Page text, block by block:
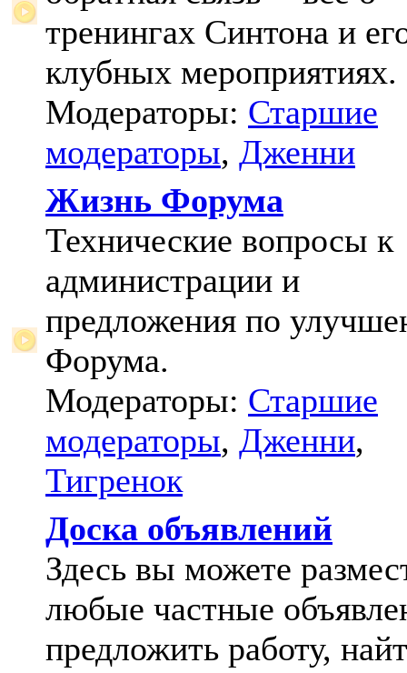
тренингах Синтона и
клубных мероприятиях.
Модераторы: Старшие
модераторы, Дженни
Жизнь Форума
Технические вопросы к
администрации и
предложения по
Форума.
Модераторы: Старшие
модераторы, Дженни,
Тигренок
Доска объявлений
Здесь вы можете
любые частные
предложить работу,